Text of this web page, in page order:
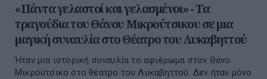
«Πάντα γελαστοί και γελασμένοι» - Τα
τραγούδια του Θάνου Μικρούτσικου σε μια
μαγική συναυλία στο Θέατρο του Λυκαβηττού
Ήταν μια ιστορική συναυλία το αφιέρωμα στον Θάνο
Μικρούτσικο στο θέατρο του Λυκαβηττού. Δεν ήταν μόνο